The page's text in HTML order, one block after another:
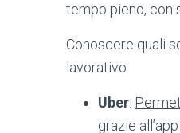
tempo pieno, con
Conoscere quali
lavorativo.
Uber:
grazie